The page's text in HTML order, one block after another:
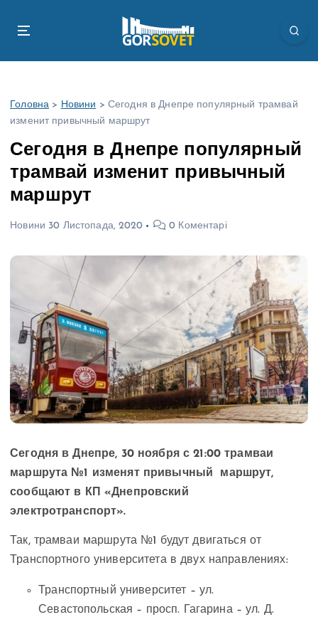
Головна > Новини > Сегодня в Днепре популярный трамвай
изменит привычный маршрут
Сегодня в Днепре популярный
трамвай изменит привычный
маршрут
Новини 30 Листопада, 2020 0 Коментарі
Сегодня в Днепре, 30 ноября с 21:00 трамваи
маршрута №1 изменят привычный маршрут,
сообщают в КП «Днепровский
электротранспорт».
Так, трамваи маршрута №1 будут двигаться от
Транспортного университета в двух направлениях:
Транспортный университет – ул.
Севастопольская – просп. Гагарина – ул. Д.